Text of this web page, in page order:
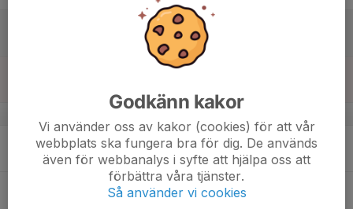
Godkänn kakor
Vi använder oss av kakor (cookies) för att vår
webbplats ska fungera bra för dig. De används
även för webbanalys i syfte att hjälpa oss att
förbättra våra tjänster.
Så använder vi cookies